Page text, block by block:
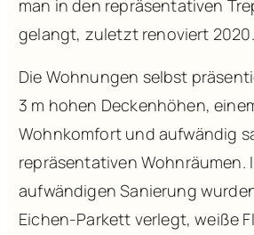
man in den repräsentativen
gelangt, zuletzt renoviert 2020.
Die Wohnungen selbst
3 m hohen Deckenhöhen,
Wohnkomfort und aufwändig
repräsentativen Wohnräumen.
aufwändigen Sanierung
Eichen-Parkett verlegt, weiße